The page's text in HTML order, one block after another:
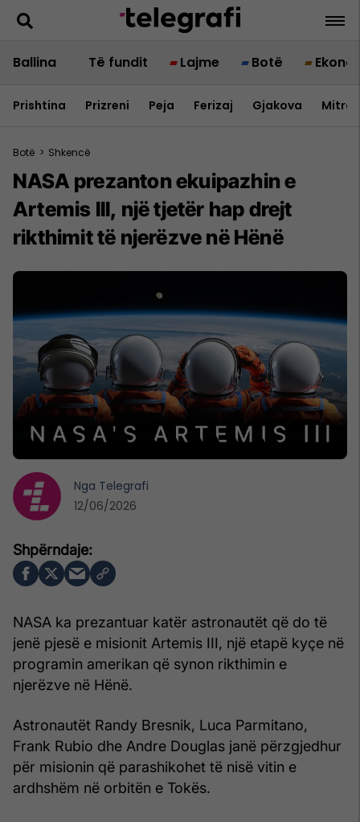
Ballina Të fundit Lajme Botë
Prishtina Prizreni Peja Ferizaj Gjakova
Botë > Shkencë
NASA prezanton ekuipazhin e
Artemis III, një tjetër hap drejt
rikthimit të njerëzve në Hënë
NASA ka prezantuar katër astronautët që do të
jenë pjesë e misionit Artemis III, një etapë kyçe në
programin amerikan që synon rikthimin e
njerëzve në Hënë.
Astronautët Randy Bresnik, Luca Parmitano,
Frank Rubio dhe Andre Douglas janë përzgjedhur
për misionin që parashikohet të nisë vitin e
ardhshëm në orbitën e Tokës.
Nga Telegrafi
12/06/2026